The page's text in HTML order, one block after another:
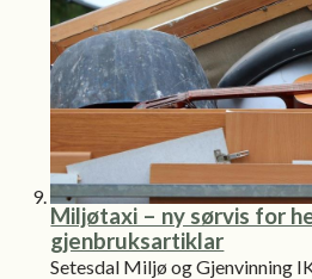
Miljøtaxi – ny sørvis for
gjenbruksartiklar
Setesdal Miljø og Gjenvinning